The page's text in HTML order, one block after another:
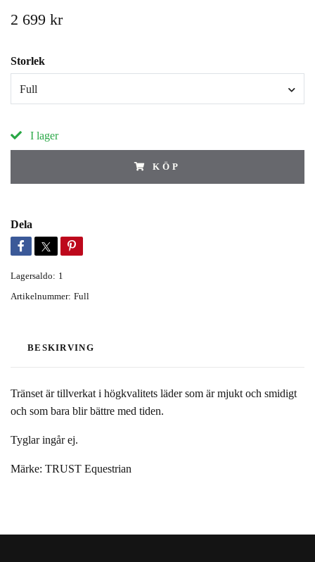
2 699 kr
Storlek
Full
I lager
KÖP
Dela
Lagersaldo: 1
Artikelnummer: Full
BESKIRVING
Tränset är tillverkat i högkvalitets läder som är mjukt och smidigt
och som bara blir bättre med tiden.
Tyglar ingår ej.
Märke: TRUST Equestrian